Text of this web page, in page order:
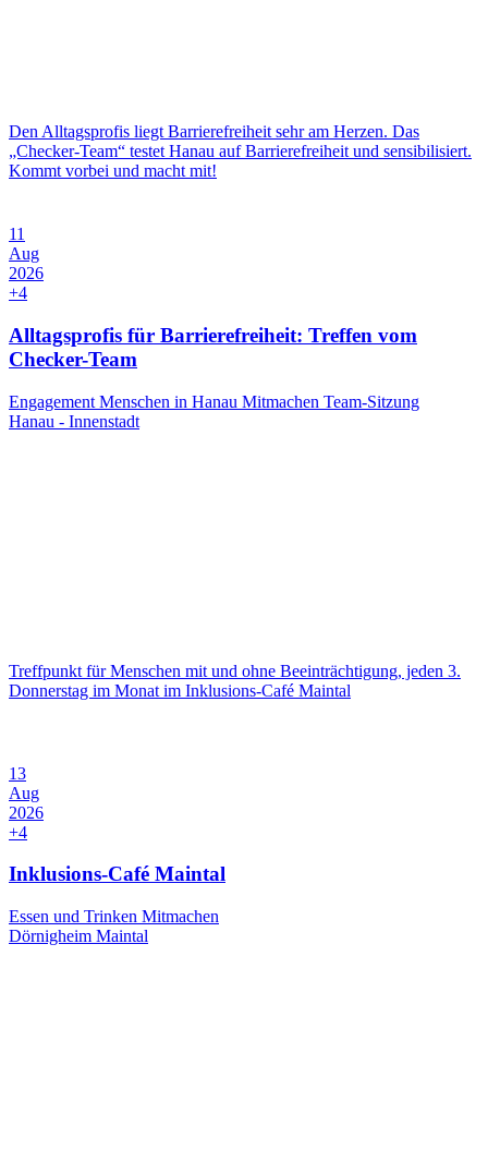
Den Alltagsprofis liegt Barrierefreiheit sehr am Herzen. Das
„Checker-Team“ testet Hanau auf Barrierefreiheit und sensibilisiert.
Kommt vorbei und macht mit!
11
Aug
2026
+4
Alltagsprofis für Barrierefreiheit: Treffen vom
Checker-Team
Engagement Menschen in Hanau Mitmachen Team-Sitzung
Hanau - Innenstadt
Treffpunkt für Menschen mit und ohne Beeinträchtigung, jeden 3.
Donnerstag im Monat im Inklusions-Café Maintal
13
Aug
2026
+4
Inklusions-Café Maintal
Essen und Trinken Mitmachen
Dörnigheim Maintal